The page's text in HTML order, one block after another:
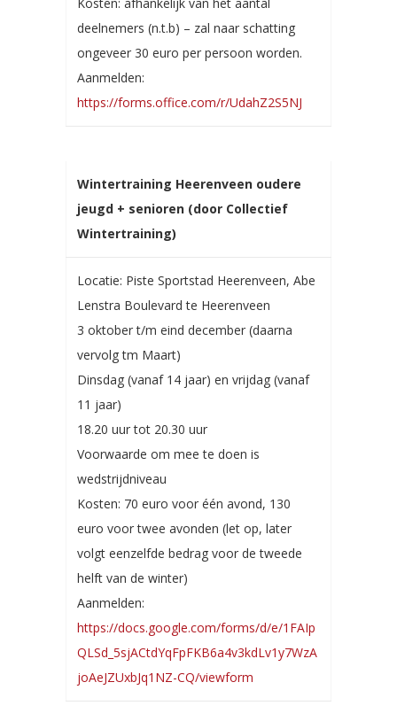
deelnemers (n.t.b) – zal naar schatting
ongeveer 30 euro per persoon worden.
Aanmelden:
https://forms.office.com/r/UdahZ2S5NJ
Wintertraining Heerenveen oudere
jeugd + senioren (door Collectief
Wintertraining)
Locatie: Piste Sportstad Heerenveen, Abe
Lenstra Boulevard te Heerenveen
3 oktober t/m eind december (daarna
vervolg tm Maart)
Dinsdag (vanaf 14 jaar) en vrijdag (vanaf
11 jaar)
18.20 uur tot 20.30 uur
Voorwaarde om mee te doen is
wedstrijdniveau
Kosten: 70 euro voor één avond, 130
euro voor twee avonden (let op, later
volgt eenzelfde bedrag voor de tweede
helft van de winter)
Aanmelden:
https://docs.google.com/forms/d/e/1FAIp
QLSd_5sjACtdYqFpFKB6a4v3kdLv1y7WzA
joAeJZUxbJq1NZ-CQ/viewform